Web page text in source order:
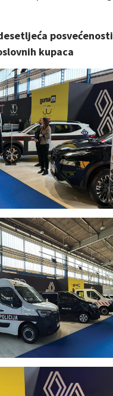
posvećenosti
kupaca